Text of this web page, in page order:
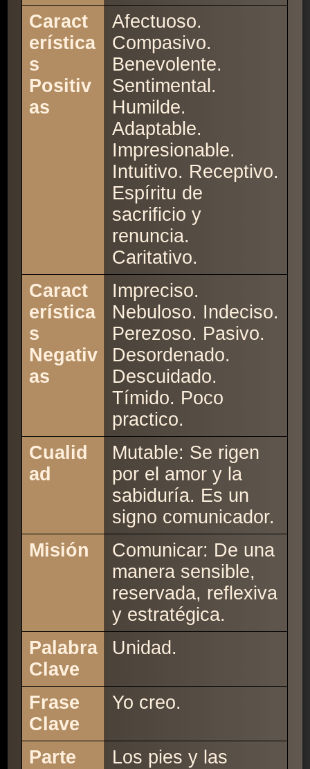
Caract
erística
s
Positiv
as
Afectuoso.
Compasivo.
Benevolente.
Sentimental.
Humilde.
Adaptable.
Impresionable.
Intuitivo. Receptivo.
Espíritu de
sacrificio y
renuncia.
Caritativo.
Caract
erística
s
Negativ
as
Impreciso.
Nebuloso. Indeciso.
Perezoso. Pasivo.
Desordenado.
Descuidado.
Tímido. Poco
practico.
Cualid
ad
Mutable: Se rigen
por el amor y la
sabiduría. Es un
signo comunicador.
Misión
Comunicar: De una
manera sensible,
reservada, reflexiva
y estratégica.
Palabra
Clave
Unidad.
Frase
Clave
Yo creo.
Parte
Los pies y las